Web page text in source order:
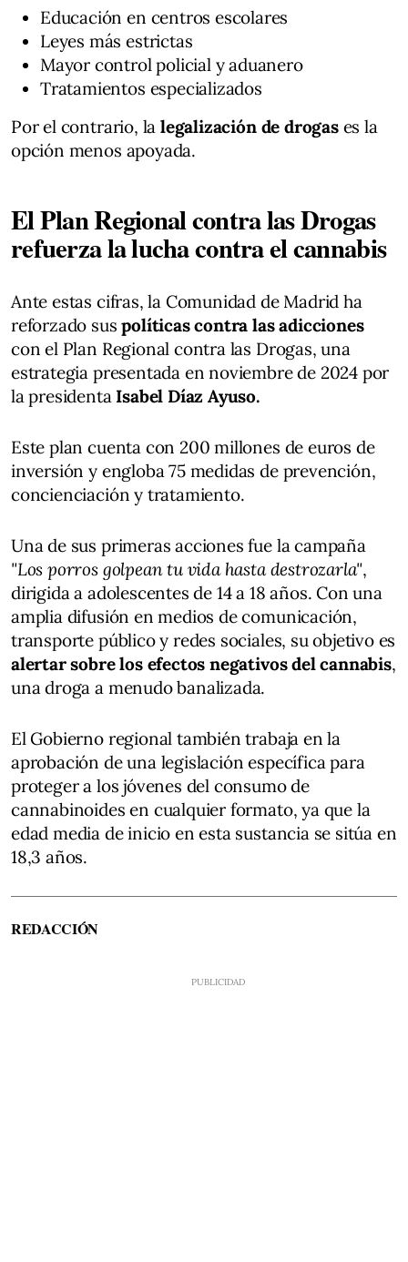
Educación en centros escolares
Leyes más estrictas
Mayor control policial y aduanero
Tratamientos especializados
Por el contrario, la legalización de drogases la
opción menos apoyada.
El Plan Regional contra las Drogas
refuerza la lucha contra el cannabis
Ante estas cifras, la Comunidad de Madrid ha
reforzado suspolíticas contra las adicciones
con el Plan Regional contra las Drogas, una
estrategia presentada en noviembre de 2024 por
la presidenta Isabel Díaz Ayuso.
Este plan cuenta con 200 millones de euros de
inversión y engloba 75 medidas de prevención,
concienciación y tratamiento.
Una de sus primeras acciones fue la campaña
"Los porros golpean tu vida hasta destrozarla",
dirigida a adolescentes de 14 a 18 años. Con una
amplia difusión en medios de comunicación,
transporte público y redes sociales, su objetivo es
alertar sobre los efectos negativos del cannabis,
una droga a menudo banalizada.
El Gobierno regional también trabaja en la
aprobación de una legislación específica para
proteger a los jóvenes del consumo de
cannabinoides en cualquier formato, ya que la
edad media de inicio en esta sustancia se sitúa en
18,3 años.
REDACCIÓN